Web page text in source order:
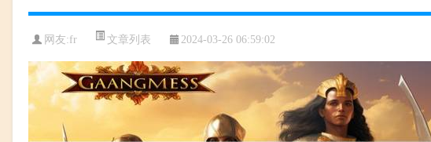
网友:fr 文章列表 2024-03-26 06:59:02